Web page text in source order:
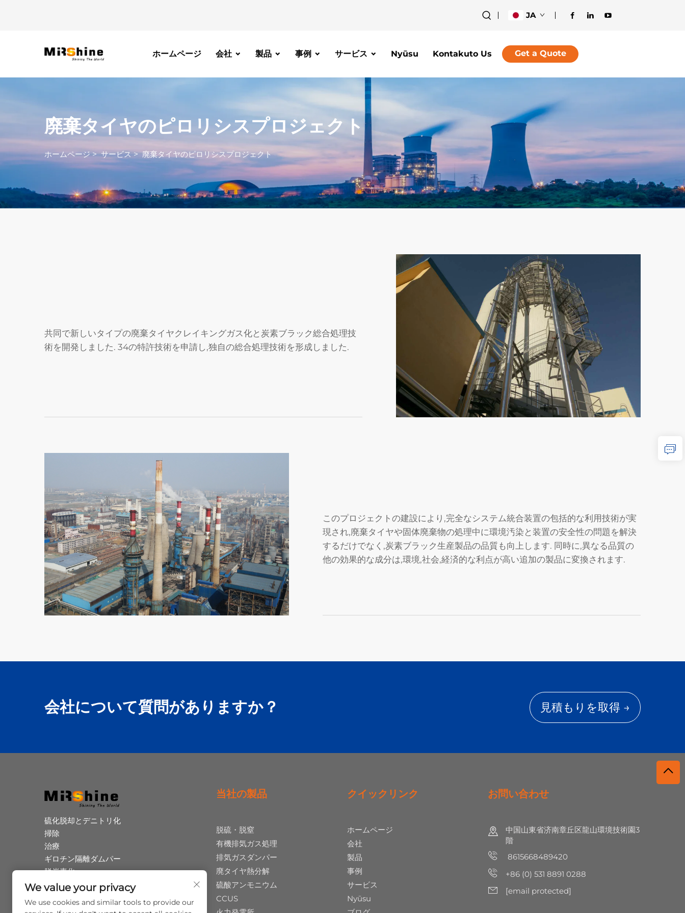
JA
ホームページ 会社 製品 事例 サービス Nyūsu Kontakuto Us Get a Quote
廃棄タイヤのピロリシスプロジェクト
ホームページ>サービス>廃棄タイヤのピロリシスプロジェクト
共同で新しいタイプの廃棄タイヤクレイキングガス化と炭素ブラック総合処理技
術を開発しました. 34の特許技術を申請し,独自の総合処理技術を形成しました.
このプロジェクトの建設により,完全なシステム統合装置の包括的な利用技術が実
現され,廃棄タイヤや固体廃棄物の処理中に環境汚染と装置の安全性の問題を解決
するだけでなく,炭素ブラック生産製品の品質も向上します. 同時に,異なる品質の
他の効果的な成分は,環境,社会,経済的な利点が高い追加の製品に変換されます.
会社について質問がありますか？ 見積もりを取得 →
硫化脱却とデニトリ化
掃除
治療
ギロチン隔離ダムパー
脱炭素化
ヒウム酸共産
廃棄タイヤのピロリシス
運用と保守
当社の製品
脱硫・脱窒
有機排気ガス処理
排気ガスダンパー
廃タイヤ熱分解
硫酸アンモニウム
CCUS
クイックリンク
ホームページ
会社
製品
事例
サービス
Nyūsu
お問い合わせ
中国山東省济南章丘区龍山環境技術園3
階
8615668489420
+86 (0) 531 8891 0288
[email protected]
We value your privacy
We use cookies and similar tools to provide our